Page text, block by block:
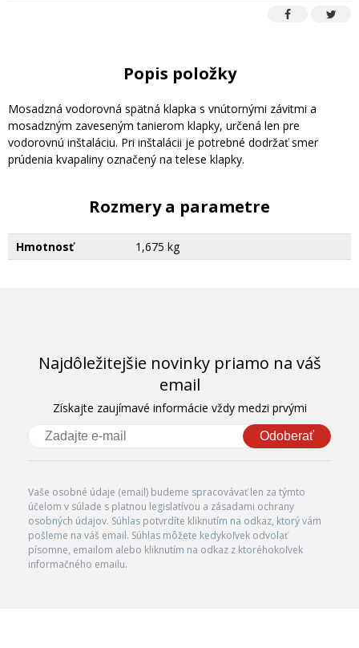
Popis položky
Mosadzná vodorovná spätná klapka s vnútornými závitmi a
mosadzným zaveseným tanierom klapky, určená len pre
vodorovnú inštaláciu. Pri inštalácii je potrebné dodržať smer
prúdenia kvapaliny označený na telese klapky.
Rozmery a parametre
Hmotnosť 1,675 kg
Najdôležitejšie novinky priamo na váš
email
Získajte zaujímavé informácie vždy medzi prvými
Odoberať
Vaše osobné údaje (email) budeme spracovávať len za týmto
účelom v súlade s platnou legislatívou a zásadami ochrany
osobných údajov. Súhlas potvrdíte kliknutím na odkaz, ktorý vám
pošleme na váš email. Súhlas môžete kedykoľvek odvolať
písomne, emailom alebo kliknutím na odkaz z ktoréhokoľvek
informačného emailu.